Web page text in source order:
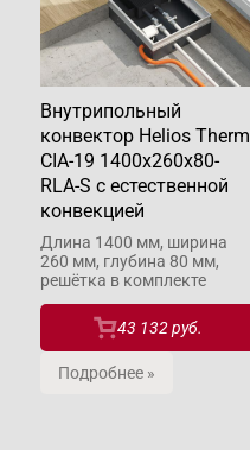
Внутрипольный
конвектор Helios Therm
CIA-19 1400x260x80-
RLA-S с естественной
конвекцией
Длина 1400 мм, ширина
260 мм, глубина 80 мм,
решётка в комплекте
43 132 руб.
Подробнее »